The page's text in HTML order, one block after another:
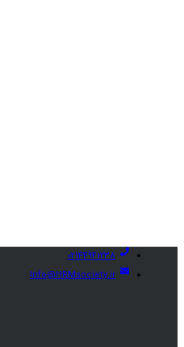
02144941238
Info@HRMsociety.ir